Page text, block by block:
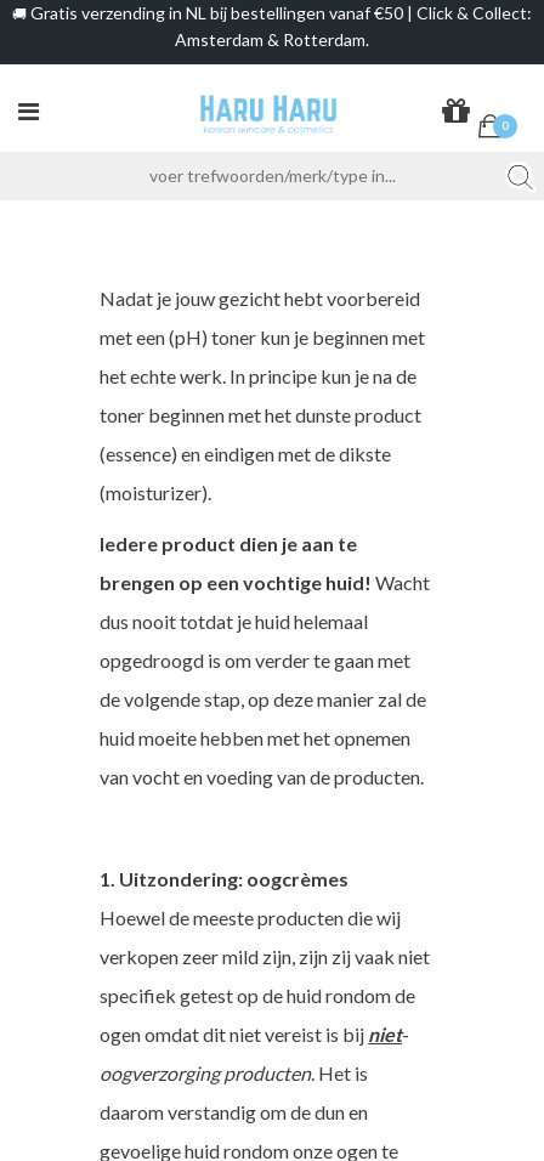
🚚 Gratis verzending in NL bij bestellingen vanaf €50 | Click & Collect:
Amsterdam & Rotterdam.
0
Nadat je jouw gezicht hebt voorbereid
met een (pH) toner kun je beginnen met
het echte werk. In principe kun je na de
toner beginnen met het dunste product
(essence) en eindigen met de dikste
(moisturizer).
Iedere product dien je aan te
brengen op een vochtige huid! Wacht
dus nooit totdat je huid helemaal
opgedroogd is om verder te gaan met
de volgende stap, op deze manier zal de
huid moeite hebben met het opnemen
van vocht en voeding van de producten.
1. Uitzondering: oogcrèmes
Hoewel de meeste producten die wij
verkopen zeer mild zijn, zijn zij vaak niet
specifiek getest op de huid rondom de
ogen omdat dit niet vereist is bij niet-
oogverzorging producten. Het is
daarom verstandig om de dun en
gevoelige huid rondom onze ogen te